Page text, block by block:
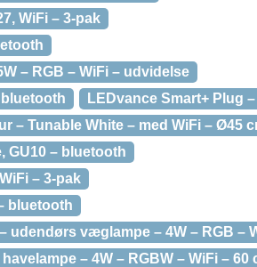
WiFi – 3-pak
– RGB – WiFi – udvidelse
bluetooth
LEDvance Smart+ Plug
– Tunable White – med WiFi – Ø45
GU10 – bluetooth
– 3-pak
bluetooth
udendørs væglampe – 4W – RGB –
– 4W – RGBW – WiFi – 60